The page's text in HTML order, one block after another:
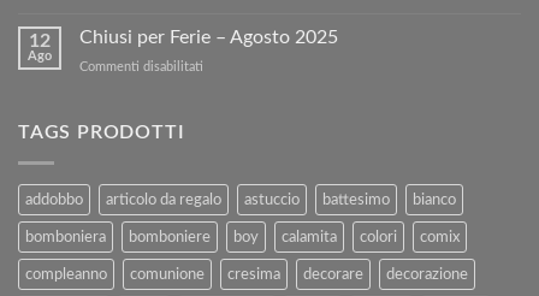
con
Rimborso
PASQUA
12
Ago
Chiusi per Ferie – Agosto 2025
Commenti disabilitati
2025
TAGS PRODOTTI
addobbo articolo da regalo astuccio battesimo bianco
bomboniera bomboniere boy calamita colori comix
compleanno comunione cresima decorare decorazione